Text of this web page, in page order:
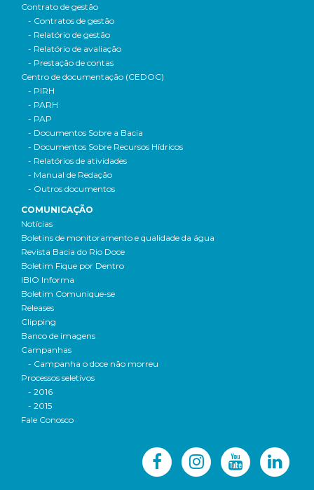
Contrato de gestão
- Contratos de gestão
- Relatório de gestão
- Relatório de avaliação
- Prestação de contas
Centro de documentação (CEDOC)
- PIRH
- PARH
- PAP
- Documentos Sobre a Bacia
- Documentos Sobre Recursos Hídricos
- Relatórios de atividades
- Manual de Redação
- Outros documentos
COMUNICAÇÃO
Notícias
Boletins de monitoramento e qualidade da água
Revista Bacia do Rio Doce
Boletim Fique por Dentro
IBIO Informa
Boletim Comunique-se
Releases
Clipping
Banco de imagens
Campanhas
- Campanha o doce não morreu
Processos seletivos
- 2016
- 2015
Fale Conosco